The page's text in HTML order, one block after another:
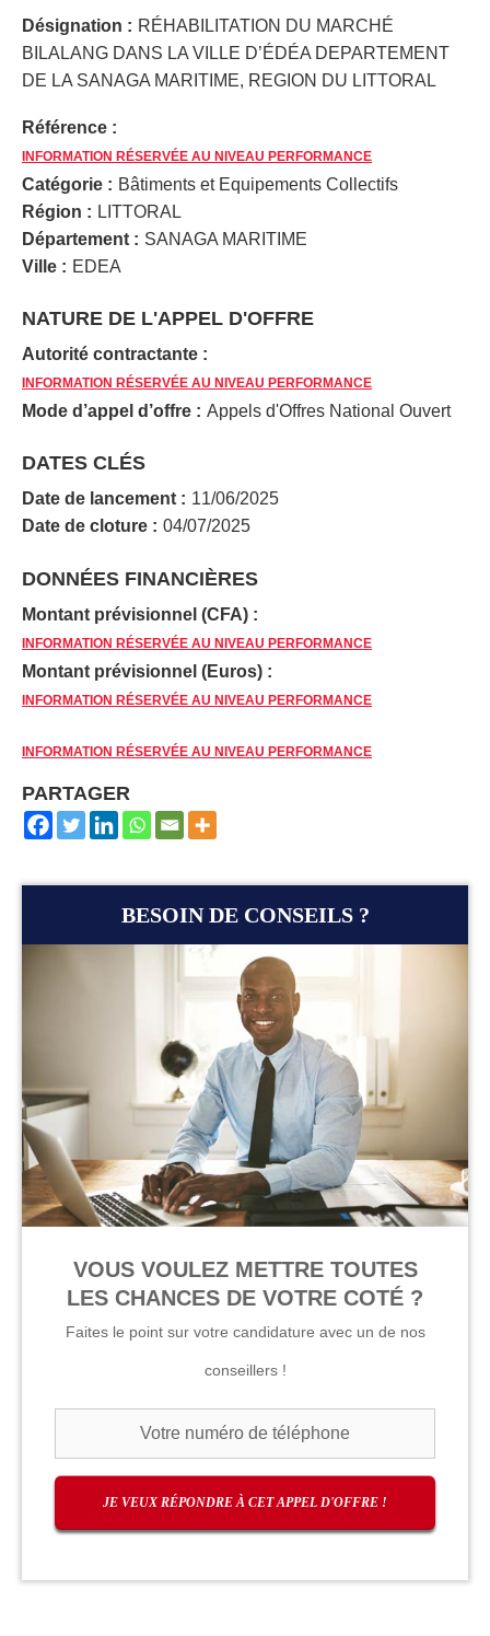
Désignation : RÉHABILITATION DU MARCHÉ
BILALANG DANS LA VILLE D’ÉDÉA DEPARTEMENT
DE LA SANAGA MARITIME, REGION DU LITTORAL
Référence :
INFORMATION RÉSERVÉE AU NIVEAU PERFORMANCE
Catégorie : Bâtiments et Equipements Collectifs
Région : LITTORAL
Département : SANAGA MARITIME
Ville : EDEA
NATURE DE L'APPEL D'OFFRE
Autorité contractante :
INFORMATION RÉSERVÉE AU NIVEAU PERFORMANCE
Mode d’appel d’offre : Appels d'Offres National Ouvert
DATES CLÉS
Date de lancement : 11/06/2025
Date de cloture : 04/07/2025
DONNÉES FINANCIÈRES
Montant prévisionnel (CFA) :
INFORMATION RÉSERVÉE AU NIVEAU PERFORMANCE
Montant prévisionnel (Euros) :
INFORMATION RÉSERVÉE AU NIVEAU PERFORMANCE
INFORMATION RÉSERVÉE AU NIVEAU PERFORMANCE
PARTAGER
BESOIN DE CONSEILS ?
VOUS VOULEZ METTRE TOUTES
LES CHANCES DE VOTRE COTÉ ?
Faites le point sur votre candidature avec un de nos
conseillers !